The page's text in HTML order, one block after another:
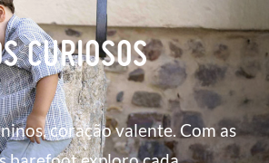
CURIOSOS
coração valente. Com as